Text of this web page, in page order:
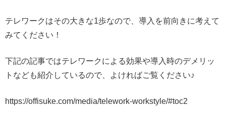
テレワークはその大きな1歩なので、導入を前向きに考えて
みてください！
下記の記事ではテレワークによる効果や導入時のデメリッ
トなども紹介しているので、よければご覧ください♪
https://offisuke.com/media/telework-workstyle/#toc2